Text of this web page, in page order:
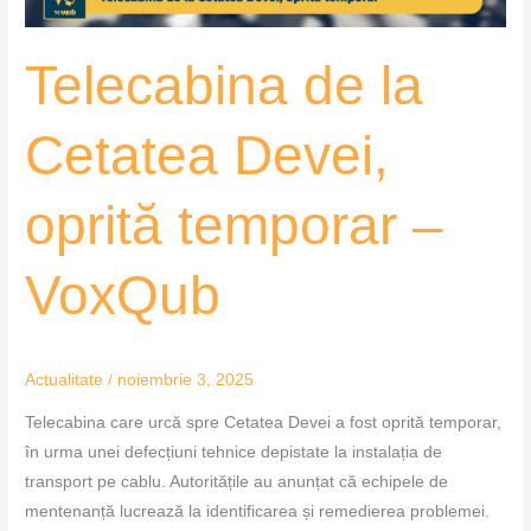
Telecabina de la
Cetatea Devei,
oprită temporar –
VoxQub
Actualitate / noiembrie 3, 2025
Telecabina care urcă spre Cetatea Devei a fost oprită temporar,
în urma unei defecțiuni tehnice depistate la instalația de
transport pe cablu. Autoritățile au anunțat că echipele de
mentenanță lucrează la identificarea și remedierea problemei.
VoxQub